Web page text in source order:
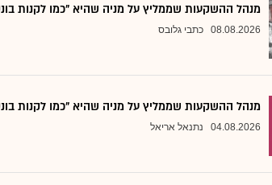
מנהל ההשקעות שממליץ על מניה שהיא "כמו לקנות
08.08.2026 כתבי גלובס
מנהל ההשקעות שממליץ על מניה שהיא "כמו לקנות
04.08.2026 נתנאל אריאל